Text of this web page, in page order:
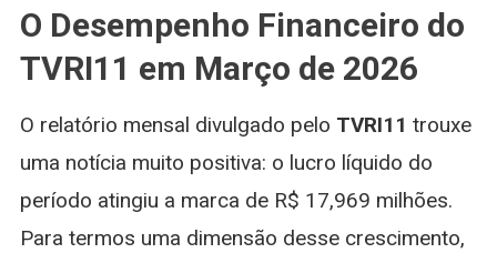
O Desempenho Financeiro do
TVRI11 em Março de 2026
O relatório mensal divulgado pelo TVRI11 trouxe
uma notícia muito positiva: o lucro líquido do
período atingiu a marca de R$ 17,969 milhões.
Para termos uma dimensão desse crescimento,